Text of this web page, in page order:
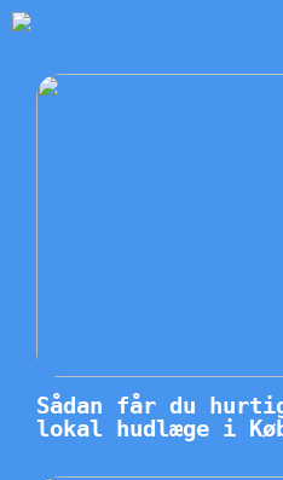
Sådan får du
lokal hudlæge i